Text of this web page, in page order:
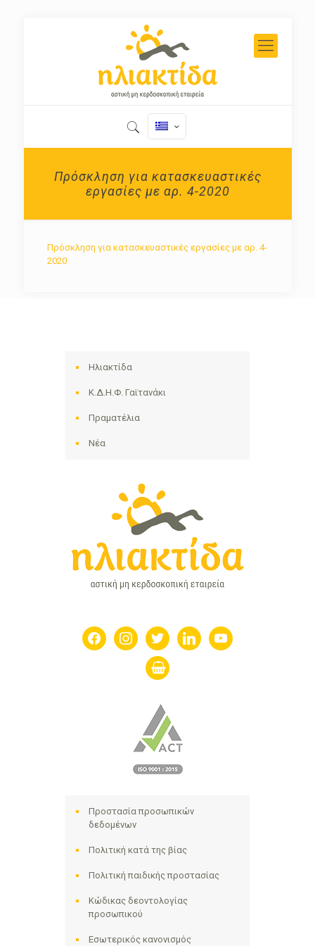
Πρόσκληση για κατασκευαστικές
εργασίες με αρ. 4-2020
Πρόσκληση για κατασκευαστικές εργασίες με αρ. 4-
2020
Ηλιακτίδα
Κ.Δ.Η.Φ. Γαϊτανάκι
Πραματέλια
Νέα
facebookinstagramtwitter linkedin youtube
shopping-
basket
Προστασία προσωπικών
δεδομένων
Πολιτική κατά της βίας
Πολιτική παιδικής προστασίας
Κώδικας δεοντολογίας
προσωπικού
Εσωτερικός κανονισμός